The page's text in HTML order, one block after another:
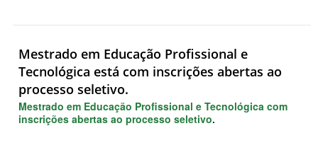
Mestrado em Educação Profissional e
Tecnológica está com inscrições abertas ao
processo seletivo.
Mestrado em Educação Profissional e Tecnológica com
inscrições abertas ao processo seletivo.